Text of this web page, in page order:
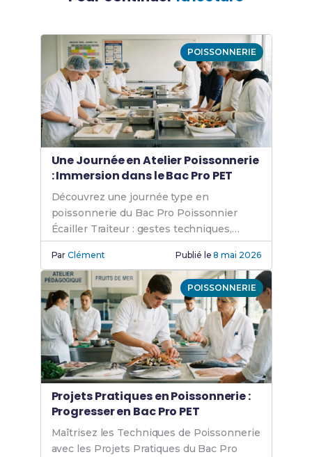
POISSONNERIE
Une Journée en Atelier Poissonnerie
: Immersion dans le Bac Pro PET
Découvrez une journée type en
poissonnerie du Bac Pro Poissonnier
Écailler Traiteur : gestes techniques,
ambiance et projets concrets.
ParClément Publié le8 mai 2026
POISSONNERIE
Projets Pratiques en Poissonnerie :
Progresser en Bac Pro PET
Maîtrisez les Techniques de Poissonnerie
avec les Projets Pratiques du Bac Pro